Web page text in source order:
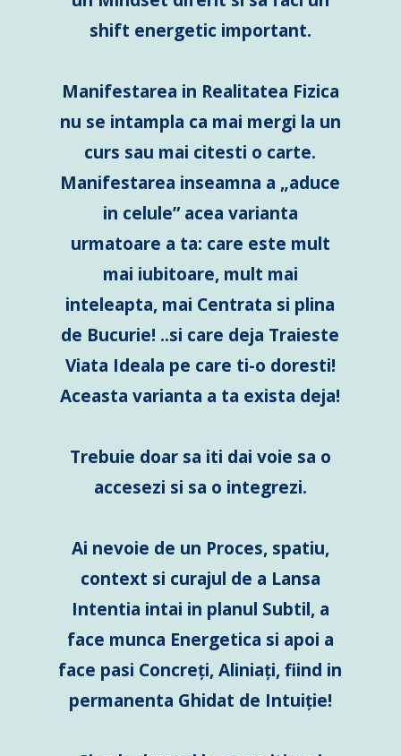
shift energetic important.
Manifestarea in Realitatea Fizica
nu se intampla ca mai mergi la un
curs sau mai citesti o carte.
Manifestarea inseamna a „aduce
in celule” acea varianta
urmatoare a ta: care este mult
mai iubitoare, mult mai
inteleapta, mai Centrata si plina
de Bucurie! ..si care deja Traieste
Viata Ideala pe care ti-o doresti!
Aceasta varianta a ta exista deja!
Trebuie doar sa iti dai voie sa o
accesezi si sa o integrezi.
Ai nevoie de un Proces, spatiu,
context si curajul de a Lansa
Intentia intai in planul Subtil, a
face munca Energetica si apoi a
face pasi Concreți, Aliniați, fiind in
permanenta Ghidat de Intuiție!